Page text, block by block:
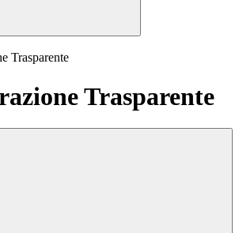
Trasparente
Trasparente